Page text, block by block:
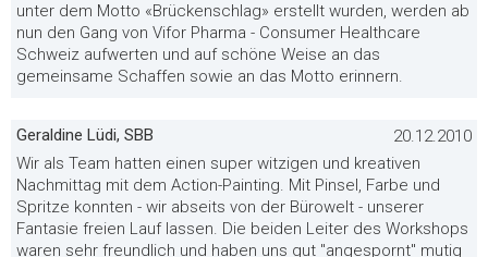
unter dem Motto «Brückenschlag» erstellt wurden, werden ab
nun den Gang von Vifor Pharma - Consumer Healthcare
Schweiz aufwerten und auf schöne Weise an das
gemeinsame Schaffen sowie an das Motto erinnern.
Geraldine Lüdi, SBB
20.12.2010
Wir als Team hatten einen super witzigen und kreativen
Nachmittag mit dem Action-Painting. Mit Pinsel, Farbe und
Spritze konnten - wir abseits von der Bürowelt - unserer
Fantasie freien Lauf lassen. Die beiden Leiter des Workshops
waren sehr freundlich und haben uns gut "angespornt" mutig